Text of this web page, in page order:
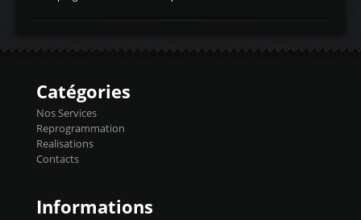
d'admissiontemp ex. pour atmo -30- 80°C
temperaturetemperature ldr moteurtemp
Injecteurs + Flashpro 1370€ TTC Le
précise et performante. Vous pourrez
basculer de la carto sans plomb à Ethanol à
l'aide du flashpro OPTION ECONOMIQUES
Reprog SP 98 sur le calculateur d'origine
450€ TTC Un gain d'environ 10cv et 15nm
Catégories
Nos Services
Reprogrammation
Realisations
Contacts
Informations